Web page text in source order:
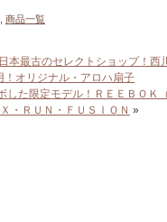
商品一覧
本最古のセレクトショップ！
！オリジナル・アロハ扇子
た限定モデル！ＲＥＥＢＯＫ
・ＲＵＮ・ＦＵＳＩＯＮ »